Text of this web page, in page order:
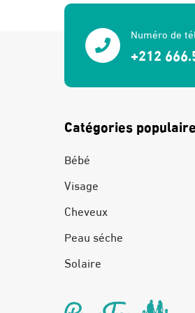
Numéro de
+212
Catégories
Bébé
Visage
Cheveux
Peau séche
Solaire